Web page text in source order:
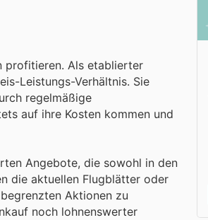
profitieren. Als etablierter
Leistungs-Verhältnis. Sie
regelmäßige
auf ihre Kosten kommen und
Angebote, die sowohl in den
die aktuellen Flugblätter oder
Aktionen zu
noch lohnenswerter